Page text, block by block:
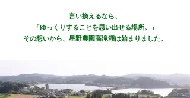
言い換えるなら、
「ゆっくりすることを思い出せる場所。」
その想いから、星野農園高滝湖は始まりました。